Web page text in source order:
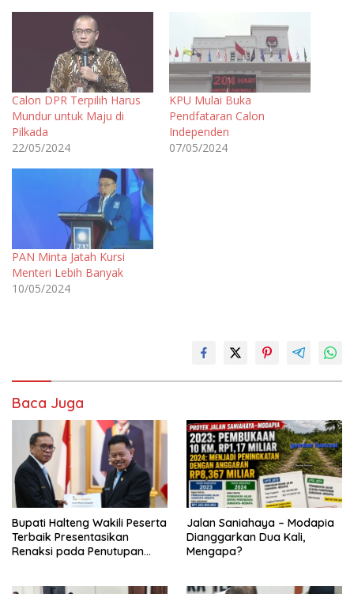
Calon DPR Terpilih Harus
Mundur untuk Maju di
Pilkada
22/05/2024
KPU Mulai Buka
Pendfataran Calon
Independen
07/05/2024
PAN Minta Jatah Kursi
Menteri Lebih Banyak
10/05/2024
Baca Juga
Bupati Halteng Wakili Peserta
Terbaik Presentasikan
Renaksi pada Penutupan
Jalan Saniahaya – Modapia
Dianggarkan Dua Kali,
Mengapa?